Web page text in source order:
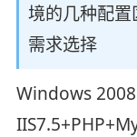
境的几种配
需求选择
Windows